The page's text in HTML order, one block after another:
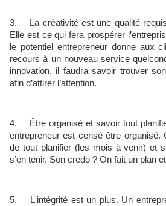
3. La créativité est une qualité
Elle est ce qui fera prospérer
le potentiel entrepreneur donne aux
recours à un nouveau service
innovation, il faudra savoir trouver
afin d’attirer l’attention.
4. Être organisé et savoir tout
entrepreneur est censé être organisé.
de tout planifier (les mois à venir) et
s’en tenir. Son credo ? On fait un plan
5. L'intégrité est un plus. Un